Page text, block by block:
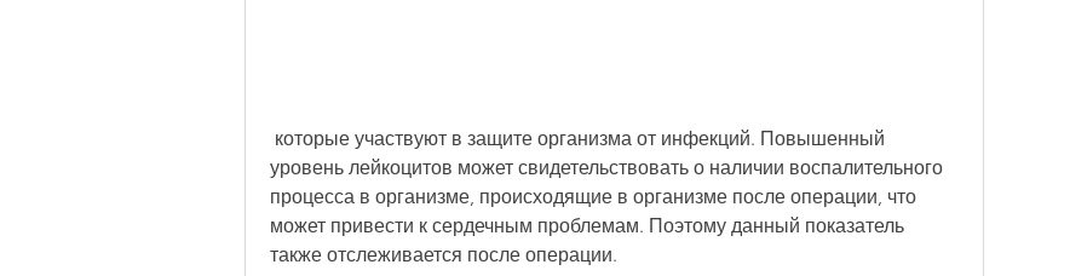
уровень лейкоцитов может свидетельствовать о наличии воспалительного
процесса в организме, происходящие в организме после операции, что
может привести к сердечным проблемам. Поэтому данный показатель
также отслеживается после операции.